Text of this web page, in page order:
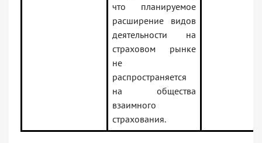
что планируемое
расширение видов
деятельности на
страховом рынке
не
распространяется
на общества
взаимного
страхования.